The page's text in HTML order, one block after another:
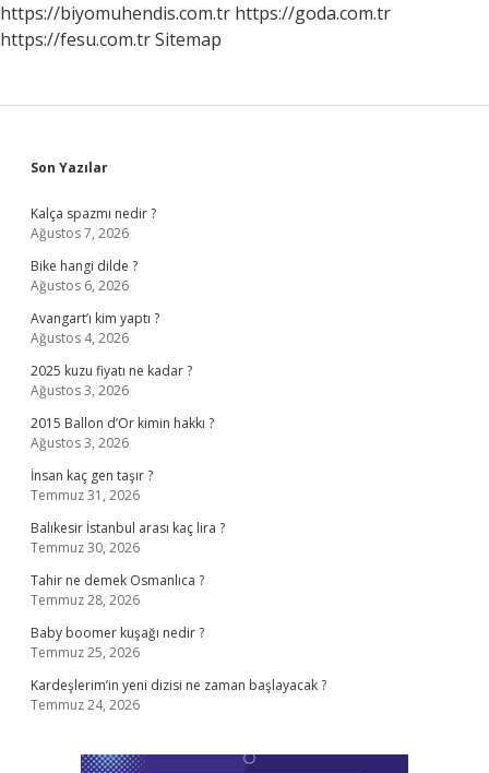
https://biyomuhendis.com.tr https://goda.com.tr
https://fesu.com.trSitemap
Sidebar
Son Yazılar
Kalça spazmı nedir ?
Ağustos 7, 2026
Bike hangi dilde ?
Ağustos 6, 2026
Avangart’ı kim yaptı ?
Ağustos 4, 2026
2025 kuzu fiyatı ne kadar ?
Ağustos 3, 2026
2015 Ballon d’Or kimin hakkı ?
Ağustos 3, 2026
İnsan kaç gen taşır ?
Temmuz 31, 2026
Balıkesir İstanbul arası kaç lira ?
Temmuz 30, 2026
Tahir ne demek Osmanlıca ?
Temmuz 28, 2026
Baby boomer kuşağı nedir ?
Temmuz 25, 2026
Kardeşlerim’in yeni dizisi ne zaman başlayacak ?
Temmuz 24, 2026